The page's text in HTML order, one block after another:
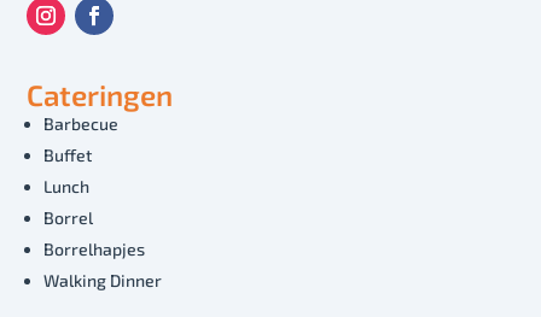
Cateringen
Barbecue
Buffet
Lunch
Borrel
Borrelhapjes
Walking Dinner